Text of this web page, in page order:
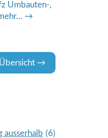
Umbauten-,
ausserhalb (6)